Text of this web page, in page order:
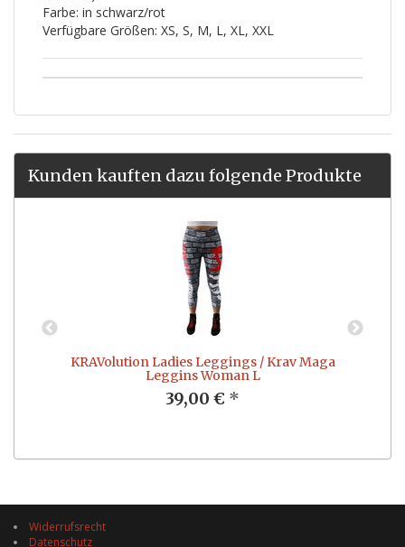
Farbe: in schwarz/rot
Verfügbare Größen: XS, S, M, L, XL, XXL
Kunden kauften dazu folgende Produkte
KRAVolution Ladies Leggings / Krav Maga
Leggins Woman L
39,00 € *
Widerrufsrecht
Datenschutz